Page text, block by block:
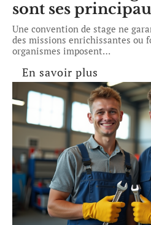
sont ses
Une convention de stage ne
des missions enrichissantes ou
organismes imposent…
En savoir plus